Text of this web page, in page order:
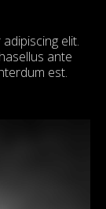
elit.
ante
est.